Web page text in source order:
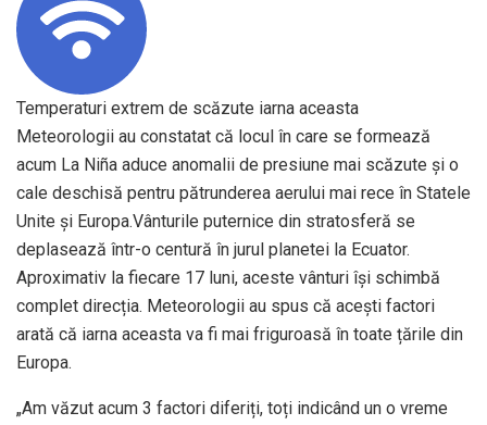
Temperaturi extrem de scăzute iarna aceasta
Meteorologii au constatat că locul în care se formează
acum La Niña aduce anomalii de presiune mai scăzute și o
cale deschisă pentru pătrunderea aerului mai rece în Statele
Unite și Europa.Vânturile puternice din stratosferă se
deplasează într-o centură în jurul planetei la Ecuator.
Aproximativ la fiecare 17 luni, aceste vânturi își schimbă
complet direcția. Meteorologii au spus că acești factori
arată că iarna aceasta va fi mai friguroasă în toate țările din
Europa.
„Am văzut acum 3 factori diferiți, toți indicând un o vreme